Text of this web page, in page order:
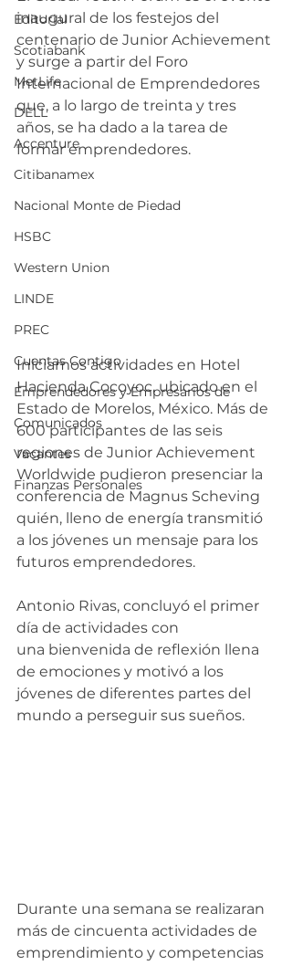
Editorial
Scotiabank
MetLife
DELL
Accenture
Citibanamex
Nacional Monte de Piedad
HSBC
Western Union
LINDE
PREC
Cuentas Contigo
Emprendedores y Empresarios de
Comunicados
Vacantes
Finanzas Personales
inaugural de los festejos del
centenario de Junior Achievement
y surge a partir del Foro
Internacional de Emprendedores
que, a lo largo de treinta y tres
años, se ha dado a la tarea de
formar emprendedores.
Iniciamos actividades en Hotel
Hacienda Cocoyoc, ubicado en el
Estado de Morelos, México. Más de
600 participantes de las seis
regiones de Junior Achievement
Worldwide pudieron presenciar la
conferencia de Magnus Scheving
quién, lleno de energía transmitió
a los jóvenes un mensaje para los
futuros emprendedores.
Antonio Rivas, concluyó el primer
día de actividades con
una bienvenida de reflexión llena
de emociones y motivó a los
jóvenes de diferentes partes del
mundo a perseguir sus sueños.
Durante una semana se realizaran
más de cincuenta actividades de
emprendimiento y competencias